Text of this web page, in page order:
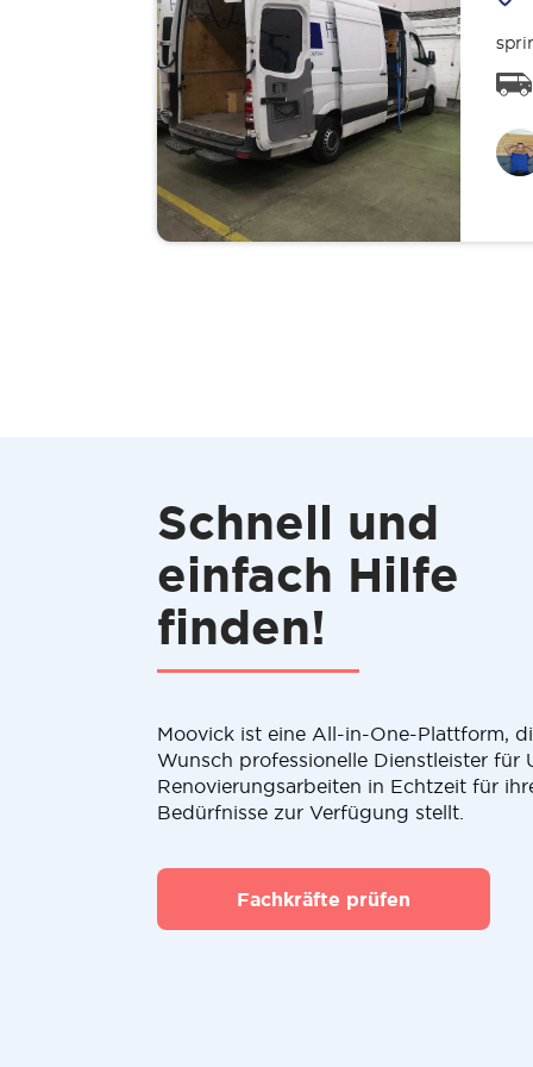
Schnell und
einfach Hilfe
finden!
Moovick ist eine All-in-One-Plattform,
Wunsch professionelle Dienstleister für
Renovierungsarbeiten in Echtzeit für
Bedürfnisse zur Verfügung stellt.
Fachkräfte prüfen